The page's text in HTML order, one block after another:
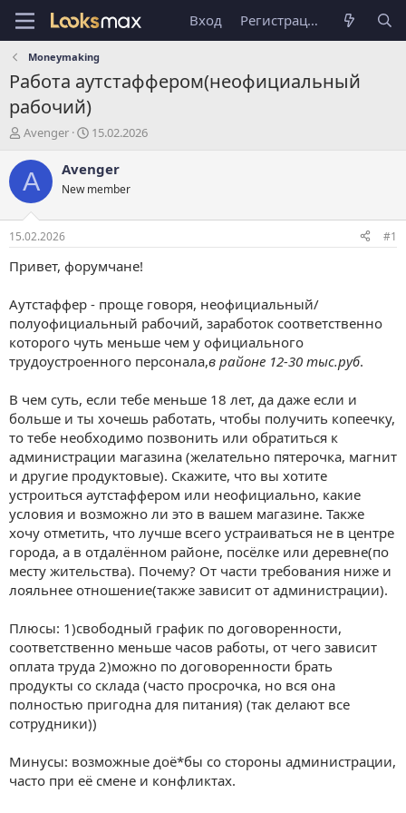
Вход Регистрация
Moneymaking
Работа аутстаффером(неофициальный
рабочий)
А
т
о
т
е
м
ы
Avenger
Д
т
н
а
л
а
15.02.2026
A Avenger
New member
15.02.2026 #1
Привет, форумчане!
Аутстаффер - проще говоря, неофициальный/
полуофициальный рабочий, заработок соответственно
которого чуть меньше чем у официального
трудоустроенного персонала,в районе 12-30 тыс.руб.
В чем суть, если тебе меньше 18 лет, да даже если и
больше и ты хочешь работать, чтобы получить копеечку,
то тебе необходимо позвонить или обратиться к
администрации магазина (желательно пятерочка, магнит
и другие продуктовые). Скажите, что вы хотите
устроиться аутстаффером или неофициально, какие
условия и возможно ли это в вашем магазине. Также
хочу отметить, что лучше всего устраиваться не в центре
города, а в отдалённом районе, посёлке или деревне(по
месту жительства). Почему? От части требования ниже и
лояльнее отношение(также зависит от администрации).
Плюсы: 1)свободный график по договоренности,
соответственно меньше часов работы, от чего зависит
оплата труда 2)можно по договоренности брать
продукты со склада (часто просрочка, но вся она
полностью пригодна для питания) (так делают все
сотрудники))
Минусы: возможные доё*бы со стороны администрации,
часто при её смене и конфликтах.